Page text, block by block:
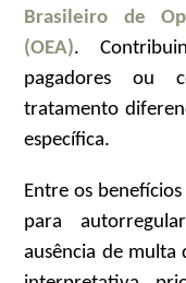
Brasileiro de
(OEA).
pagadores ou
tratamento
específica.
Entre os
para
ausência de multa